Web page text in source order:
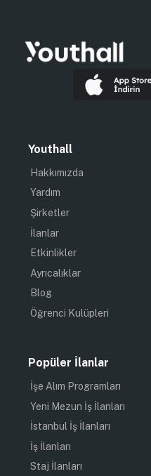
Youthall
Hakkımızda
Yardım
Şirketler
İlanlar
Etkinlikler
Ayrıcalıklar
Blog
Öğrenci Kulüpleri
Popüler İlanlar
İşe Alım Programları
Yeni Mezun İş İlanları
İstanbul İş İlanları
İş İlanları
Staj İlanları